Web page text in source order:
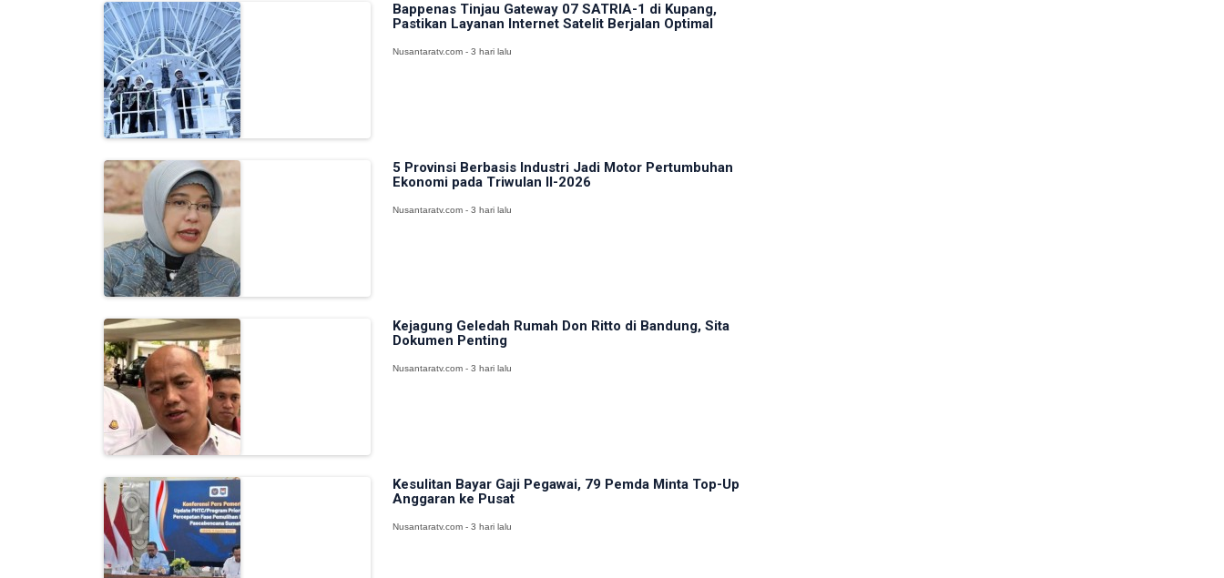
Bappenas Tinjau Gateway 07 SATRIA-1 di Kupang,
Pastikan Layanan Internet Satelit Berjalan Optimal
Nusantaratv.com - 3 hari lalu
5 Provinsi Berbasis Industri Jadi Motor Pertumbuhan
Ekonomi pada Triwulan II-2026
Nusantaratv.com - 3 hari lalu
Kejagung Geledah Rumah Don Ritto di Bandung, Sita
Dokumen Penting
Nusantaratv.com - 3 hari lalu
Kesulitan Bayar Gaji Pegawai, 79 Pemda Minta Top-Up
Anggaran ke Pusat
Nusantaratv.com - 3 hari lalu